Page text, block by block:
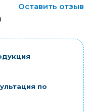
Оставить отзыв
по